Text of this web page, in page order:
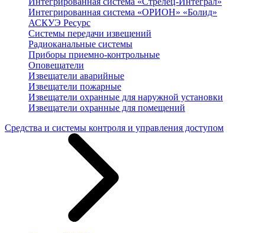
Интегрированная система «ОРИОН» «Болид»
АСКУЭ Ресурс
Системы передачи извещений
Радиоканальные системы
Приборы приемно-контрольные
Оповещатели
Извещатели аварийные
Извещатели пожарные
Извещатели охранные для наружной установки
Извещатели охранные для помещений
Средства и системы контроля и управления доступом